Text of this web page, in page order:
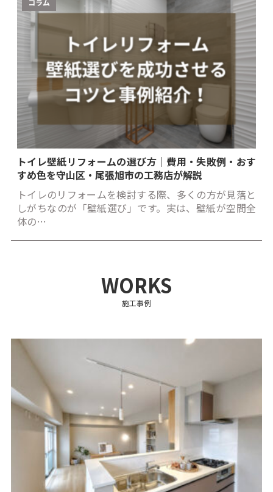
コラム
トイレ壁紙リフォームの選び方｜費用・失敗例・おす
すめ色を守山区・尾張旭市の工務店が解説
トイレのリフォームを検討する際、多くの方が見落と
しがちなのが「壁紙選び」です。実は、壁紙が空間全
体の…
WORKS
施工事例